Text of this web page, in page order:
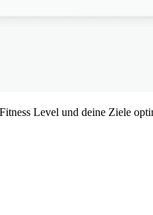
Level und deine Ziele